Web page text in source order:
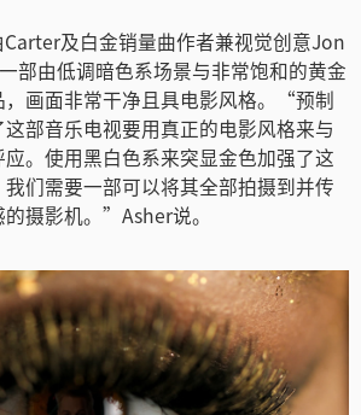
及白金销量曲作者兼视觉创意Jon
部由低调暗色系场景与非常饱和的黄金
画面非常干净且具电影风格。“预制
部音乐电视要用真正的电影风格来与
。使用黑白色系来突显金色加强了这
们需要一部可以将其全部拍摄到并传
摄影机。”Asher说。